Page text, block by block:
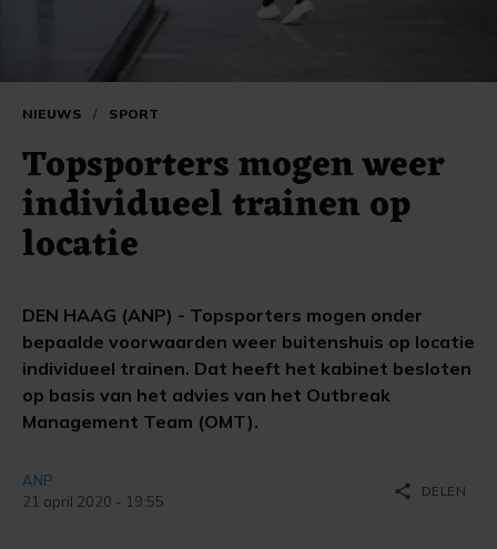
NIEUWS / SPORT
Topsporters mogen weer
individueel trainen op
locatie
DEN HAAG (ANP) - Topsporters mogen onder
bepaalde voorwaarden weer buitenshuis op locatie
individueel trainen. Dat heeft het kabinet besloten
op basis van het advies van het Outbreak
Management Team (OMT).
ANP
21 april 2020 - 19:55
share DELEN